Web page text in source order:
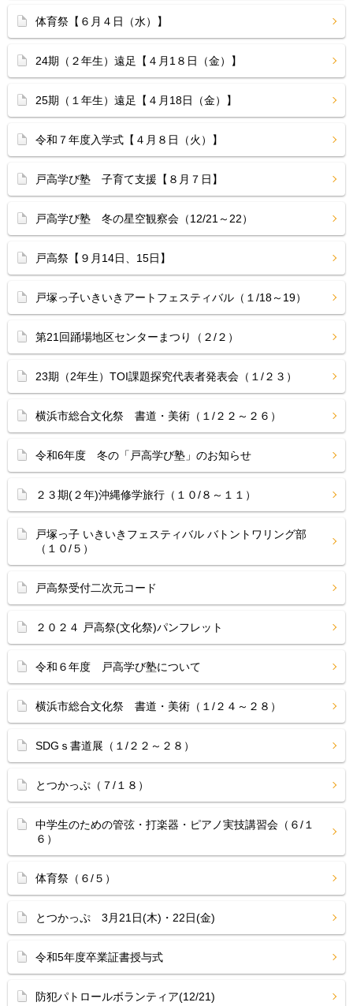
体育祭【６月４日（水）】
24期（２年生）遠足【４月1８日（金）】
25期（１年生）遠足【４月18日（金）】
令和７年度入学式【４月８日（火）】
戸高学び塾 子育て支援【８月７日】
戸高学び塾 冬の星空観察会（12/21～22）
戸高祭【９月14日、15日】
戸塚っ子いきいきアートフェスティバル（１/18～19）
第21回踊場地区センターまつり（２/２）
23期（2年生）TOI課題探究代表者発表会（１/２３）
横浜市総合文化祭 書道・美術（１/２２～２６）
令和6年度 冬の「戸高学び塾」のお知らせ
２３期(２年)沖縄修学旅行（１０/８～１１）
戸塚っ子 いきいきフェスティバル バトントワリング部
（１０/５）
戸高祭受付二次元コード
２０２４ 戸高祭(文化祭)パンフレット
令和６年度 戸高学び塾について
横浜市総合文化祭 書道・美術（１/２４～２８）
SDGｓ書道展（１/２２～２８）
とつかっぷ（７/１８）
中学生のための管弦・打楽器・ピアノ実技講習会（６/１
６）
体育祭（６/５）
とつかっぷ 3月21日(木)・22日(金)
令和5年度卒業証書授与式
防犯パトロールボランティア(12/21)